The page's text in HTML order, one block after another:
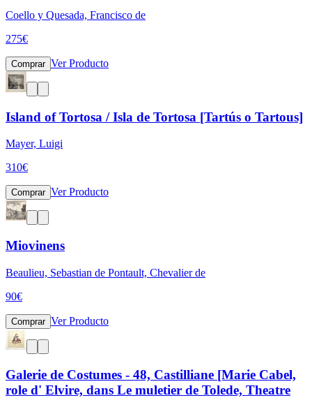
Coello y Quesada, Francisco de
275€
Comprar Ver Producto
Island of Tortosa / Isla de Tortosa [Tartús o Tartous]
Mayer, Luigi
310€
Comprar Ver Producto
Miovinens
Beaulieu, Sebastian de Pontault, Chevalier de
90€
Comprar Ver Producto
Galerie de Costumes - 48, Castilliane [Marie Cabel,
role d' Elvire, dans Le muletier de Tolede, Theatre